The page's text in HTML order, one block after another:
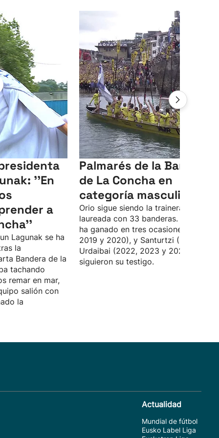
''En
a
Lagunak se ha
la
Bandera de la
tachando
remar en mar,
salión con
la
Palmarés de la Bandera
de La Concha en
categoría masculina
Orio sigue siendo la trainera más
laureada con 33 banderas.
ha ganado en tres ocasiones (2018,
2019 y 2020), y Santurtzi (2021) y
Urdaibai (2022, 2023 y 2024)
siguieron su testigo.
Actualidad
Mundial de fútbol
Eusko Label Liga